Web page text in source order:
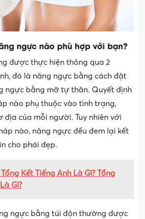
ngực nào phù hợp với bạn?
được thực hiện thông qua 2
đó là nâng ngực bằng cách đặt
ngực bằng mỡ tự thân. Quyết định
nào phụ thuộc vào tình trạng,
địa của mỗi người. Tuy nhiên với
nào, nâng ngực đều đem lại kết
cho phái đẹp.
Tổng Kết Tiếng Anh Là Gì? Tổng
Gì?
ngực bằng túi độn thường được